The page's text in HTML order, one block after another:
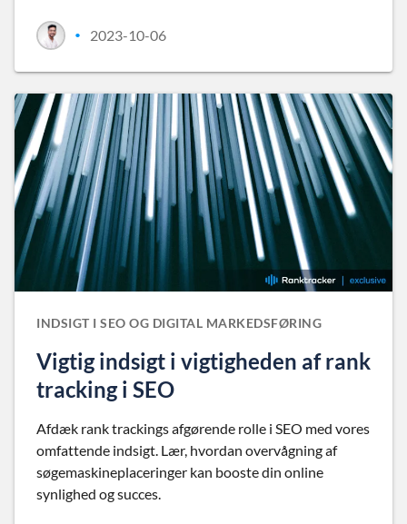
• 2023-10-06
INDSIGT I SEO OG DIGITAL MARKEDSFØRING
Vigtig indsigt i vigtigheden af rank
tracking i SEO
Afdæk rank trackings afgørende rolle i SEO med vores
omfattende indsigt. Lær, hvordan overvågning af
søgemaskineplaceringer kan booste din online
synlighed og succes.